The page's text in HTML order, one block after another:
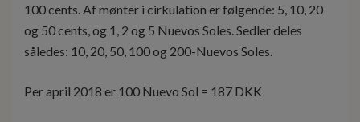
100 cents. Af mønter i cirkulation er følgende: 5, 10, 20
og 50 cents, og 1, 2 og 5 Nuevos Soles. Sedler deles
således: 10, 20, 50, 100 og 200-Nuevos Soles.
Per april 2018 er 100 Nuevo Sol = 187 DKK